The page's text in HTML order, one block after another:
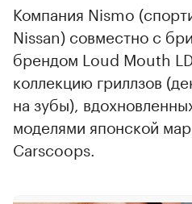
Компания Nismo
Nissan) совместно с
брендом Loud Mouth
коллекцию гриллзов
на зубы),
моделями японской
Carscoops.